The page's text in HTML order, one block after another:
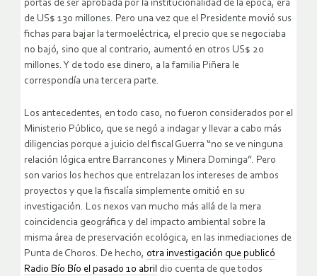
portas de ser aprobada por la institucionalidad de la época, era
de US$ 130 millones. Pero una vez que el Presidente movió sus
fichas para bajar la termoeléctrica, el precio que se negociaba
no bajó, sino que al contrario, aumentó en otros US$ 20
millones. Y de todo ese dinero, a la familia Piñera le
correspondía una tercera parte.
Los antecedentes, en todo caso, no fueron considerados por el
Ministerio Público, que se negó a indagar y llevar a cabo más
diligencias porque a juicio del fiscal Guerra “no se ve ninguna
relación lógica entre Barrancones y Minera Dominga”. Pero
son varios los hechos que entrelazan los intereses de ambos
proyectos y que la fiscalía simplemente omitió en su
investigación. Los nexos van mucho más allá de la mera
coincidencia geográfica y del impacto ambiental sobre la
misma área de preservación ecológica, en las inmediaciones de
Punta de Choros. De hecho, otra investigación que publicó
Radio Bío Bío el pasado 10 abril dio cuenta de que todos